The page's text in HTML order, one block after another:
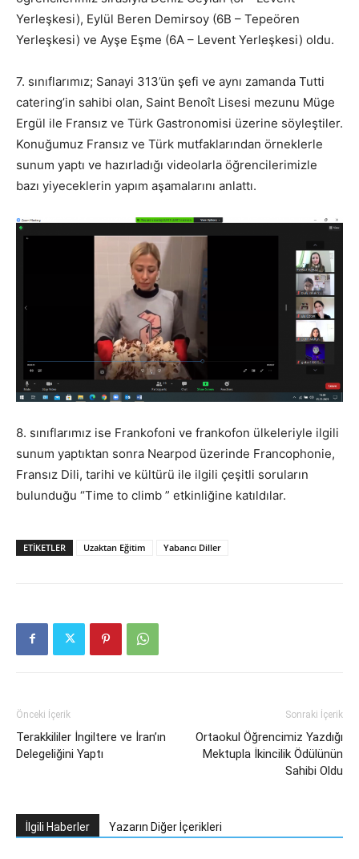
Yerleşkesi), Eylül Beren Demirsoy (6B – Tepeören
Yerleşkesi) ve Ayşe Eşme (6A – Levent Yerleşkesi) oldu.
7. sınıflarımız; Sanayi 313’ün şefi ve aynı zamanda Tutti
catering’in sahibi olan, Saint Benoît Lisesi mezunu Müge
Ergül ile Fransız ve Türk Gastronomisi üzerine söyleştiler.
Konuğumuz Fransız ve Türk mutfaklarından örneklerle
sunum yaptı ve hazırladığı videolarla öğrencilerimizle
bazı yiyeceklerin yapım aşamalarını anlattı.
8. sınıflarımız ise Frankofoni ve frankofon ülkeleriyle ilgili
sunum yaptıktan sonra Nearpod üzerinde Francophonie,
Fransız Dili, tarihi ve kültürü ile ilgili çeşitli soruların
bulunduğu “Time to climb ” etkinliğine katıldılar.
ETIKETLER Uzaktan Eğitim Yabancı Diller
Önceki İçerik
Terakkililer İngiltere ve İran’ın
Delegeliğini Yaptı
Sonraki İçerik
Ortaokul Öğrencimiz Yazdığı
Mektupla İkincilik Ödülünün
Sahibi Oldu
İlgili Haberler Yazarın Diğer İçerikleri